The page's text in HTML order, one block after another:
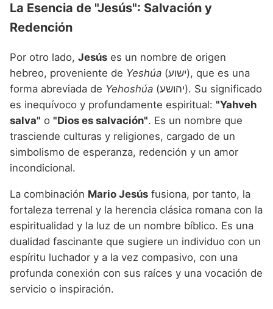
La Esencia de "Jesús": Salvación y
Redención
Por otro lado, Jesús es un nombre de origen
hebreo, proveniente de Yeshúa (ישוע), que es una
forma abreviada de Yehoshúa (יהושע). Su significado
es inequívoco y profundamente espiritual: "Yahveh
salva" o "Dios es salvación". Es un nombre que
trasciende culturas y religiones, cargado de un
simbolismo de esperanza, redención y un amor
incondicional.
La combinación Mario Jesús fusiona, por tanto, la
fortaleza terrenal y la herencia clásica romana con la
espiritualidad y la luz de un nombre bíblico. Es una
dualidad fascinante que sugiere un individuo con un
espíritu luchador y a la vez compasivo, con una
profunda conexión con sus raíces y una vocación de
servicio o inspiración.